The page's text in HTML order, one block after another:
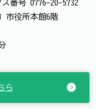
ス番号 0776-20-5732
市役所本館6階
ら